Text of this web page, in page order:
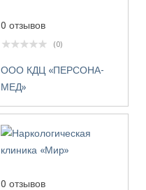
0 отзывов
(0)
ООО КДЦ «ПЕРСОНА-
МЕД»
0 отзывов